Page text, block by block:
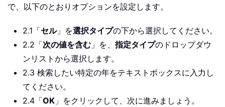
で、以下のとおりオプションを設定します。
2.1「セル」を選択タイプの下から選択してください。
2.2「次の値を含む 」を、指定タイプのドロップダウ
ンリストから選択します。
2.3 検索したい特定の年をテキストボックスに入力し
てください。
2.4「OK 」をクリックして、次に進みましょう。